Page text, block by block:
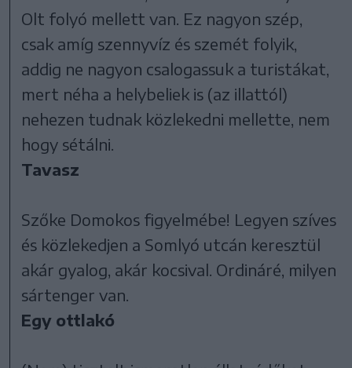
Olt folyó mellett van. Ez nagyon szép,
csak amíg szennyvíz és szemét folyik,
addig ne nagyon csalogassuk a turistákat,
mert néha a helybeliek is (az illattól)
nehezen tudnak közlekedni mellette, nem
hogy sétálni.
Tavasz
Szőke Domokos figyelmébe! Legyen szíves
és közlekedjen a Somlyó utcán keresztül
akár gyalog, akár kocsival. Ordináré, milyen
sártenger van.
Egy ottlakó